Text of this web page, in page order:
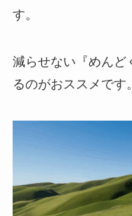
す。
減らせない『めんど
るのがおススメです。